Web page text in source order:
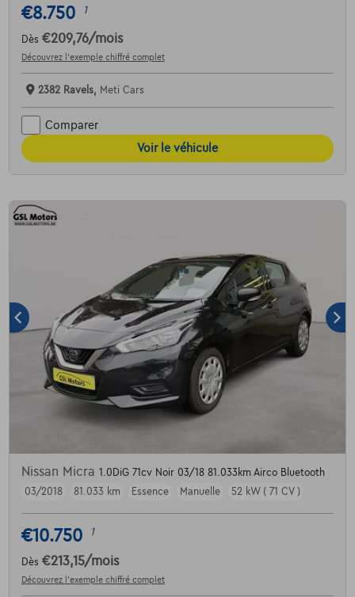
€8.750 1
Dès €209,76/mois
Découvrez l’exemple chiffré complet
2382 Ravels, Meti Cars
Comparer
Voir le véhicule
Nissan Micra 1.0DiG 71cv Noir 03/18 81.033km Airco Bluetooth
03/2018
81.033 km Essence Manuelle 52 kW ( 71 CV )
€10.750 1
Dès €213,15/mois
Découvrez l’exemple chiffré complet